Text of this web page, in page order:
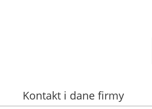
Kontakt i dane firmy